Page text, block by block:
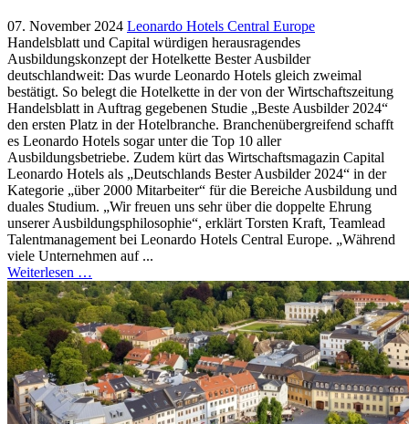
07. November 2024 Leonardo Hotels Central Europe
Handelsblatt und Capital würdigen herausragendes
Ausbildungskonzept der Hotelkette Bester Ausbilder
deutschlandweit: Das wurde Leonardo Hotels gleich zweimal
bestätigt. So belegt die Hotelkette in der von der Wirtschaftszeitung
Handelsblatt in Auftrag gegebenen Studie „Beste Ausbilder 2024“
den ersten Platz in der Hotelbranche. Branchenübergreifend schafft
es Leonardo Hotels sogar unter die Top 10 aller
Ausbildungsbetriebe. Zudem kürt das Wirtschaftsmagazin Capital
Leonardo Hotels als „Deutschlands Bester Ausbilder 2024“ in der
Kategorie „über 2000 Mitarbeiter“ für die Bereiche Ausbildung und
duales Studium. „Wir freuen uns sehr über die doppelte Ehrung
unserer Ausbildungsphilosophie“, erklärt Torsten Kraft, Teamlead
Talentmanagement bei Leonardo Hotels Central Europe. „Während
viele Unternehmen auf ...
Weiterlesen …